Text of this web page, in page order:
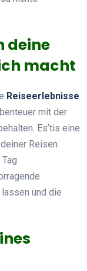
deine
macht
Reiseerlebnisse
mit der
Es’tis eine
Reisen
und die